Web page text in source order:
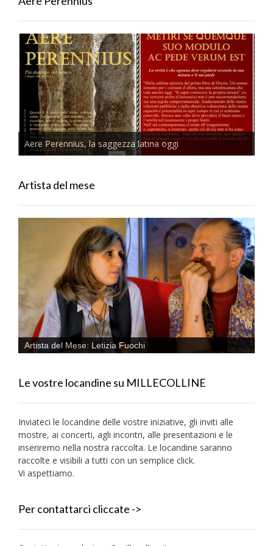
Aere Perennius, la saggezza latina oggi
Artista del mese
Artista del Mese: Letizia Fuochi
Le vostre locandine su MILLECOLLINE
Inviateci le locandine delle vostre iniziative, gli inviti alle
mostre, ai concerti, agli incontri, alle presentazioni e le
inseriremo nella nostra raccolta. Le locandine saranno
raccolte e visibili a tutti con un semplice click.
Vi aspettiamo.
Per contattarci cliccate ->